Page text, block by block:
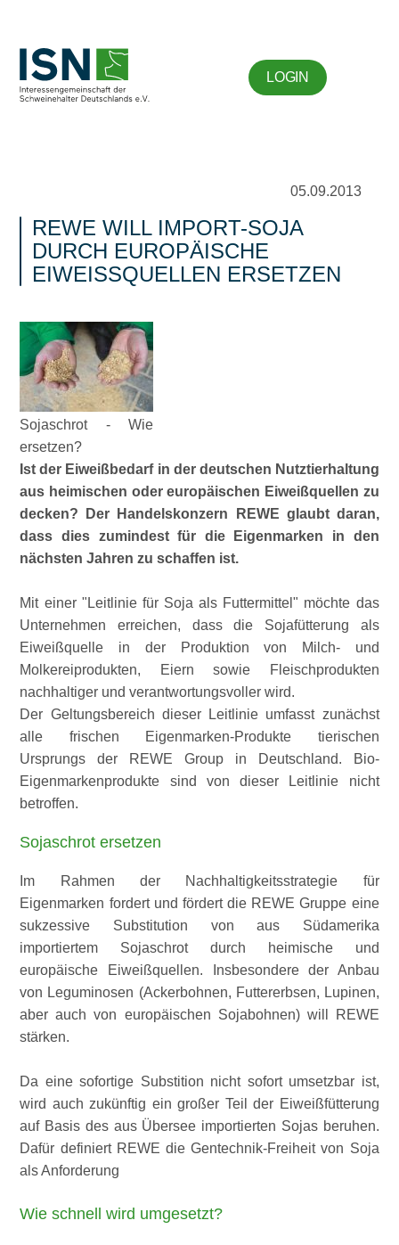
LOGIN
05.09.2013
REWE WILL IMPORT-SOJA
DURCH EUROPÄISCHE
EIWEISSQUELLEN ERSETZEN
Sojaschrot - Wie
ersetzen?
Ist der Eiweißbedarf in der deutschen Nutztierhaltung
aus heimischen oder europäischen Eiweißquellen zu
decken? Der Handelskonzern REWE glaubt daran,
dass dies zumindest für die Eigenmarken in den
nächsten Jahren zu schaffen ist.
Mit einer Leitlinie für Soja als Futtermittel
möchte das
Unternehmen erreichen, dass die Sojafütterung als
Eiweißquelle in der Produktion von Milch- und
Molkereiprodukten, Eiern sowie Fleischprodukten
nachhaltiger und verantwortungsvoller wird.
Der Geltungsbereich dieser Leitlinie umfasst zunächst
alle frischen Eigenmarken-Produkte tierischen
Ursprungs der REWE Group in Deutschland. Bio-
Eigenmarkenprodukte sind von dieser Leitlinie nicht
betroffen.
Sojaschrot ersetzen
Im Rahmen der Nachhaltigkeitsstrategie für
Eigenmarken fordert und fördert die REWE Gruppe eine
sukzessive Substitution von aus Südamerika
importiertem Sojaschrot durch heimische und
europäische Eiweißquellen. Insbesondere der Anbau
von Leguminosen (Ackerbohnen, Futtererbsen, Lupinen,
aber auch von europäischen Sojabohnen) will REWE
stärken.
Da eine sofortige Substition nicht sofort umsetzbar ist,
wird auch zukünftig ein großer Teil der Eiweißfütterung
auf Basis des aus Übersee importierten Sojas beruhen.
Dafür definiert REWE die Gentechnik-Freiheit von Soja
als Anforderung
Wie schnell wird umgesetzt?